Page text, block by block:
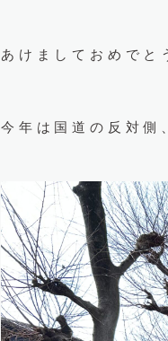
あけましておめでと
今年は国道の反対側